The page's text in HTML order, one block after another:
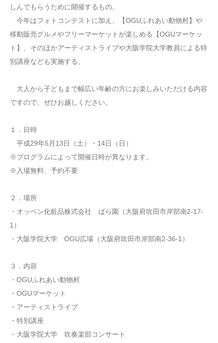
しんでもらうために開催するもの。
今年はフォトコンテストに加え、【OGUふれあい動物村】や
移動販売グルメやフリーマーケットが楽しめる【OGUマーケッ
ト】、そのほかアーティストライブや大阪学院大学教員による特
別講座なども実施する。
大人から子どもまで幅広い年齢の方にお楽しみいただける内容
ですので、ぜひお越しください。
１．日時
平成29年5月13日（土）・14日（日）
※プログラムによって開催日時が異なります。
※入場無料、予約不要
２．場所
・オッペン化粧品株式会社 ばら園（大阪府吹田市岸部南2-17-
1）
・大阪学院大学 OGU広場（大阪府吹田市岸部南2-36-1）
３．内容
・OGUふれあい動物村
・OGUマーケット
・アーティストライブ
・特別講座
・大阪学院大学 吹奏楽部コンサート